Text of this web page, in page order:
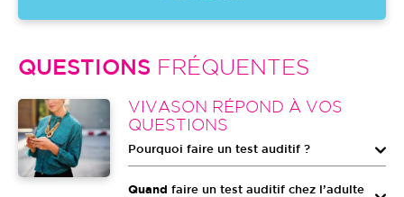
QUESTIONS FRÉQUENTES
Image
VIVASON RÉPOND À VOS
QUESTIONS
Pourquoi faire un test auditif ?
Quand
faire un test auditif chez l’adulte